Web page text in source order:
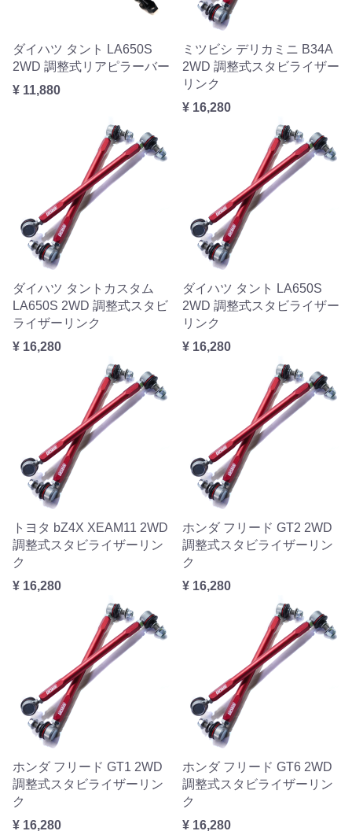
ダイハツ タント LA650S
2WD 調整式リアピラーバー
¥ 11,880
ミツビシ デリカミニ B34A
2WD 調整式スタビライザー
リンク
¥ 16,280
ダイハツ タントカスタム
LA650S 2WD 調整式スタビ
ライザーリンク
¥ 16,280
ダイハツ タント LA650S
2WD 調整式スタビライザー
リンク
¥ 16,280
トヨタ bZ4X XEAM11 2WD
調整式スタビライザーリン
ク
¥ 16,280
ホンダ フリード GT2 2WD
調整式スタビライザーリン
ク
¥ 16,280
ホンダ フリード GT1 2WD
調整式スタビライザーリン
ク
¥ 16,280
ホンダ フリード GT6 2WD
調整式スタビライザーリン
ク
¥ 16,280